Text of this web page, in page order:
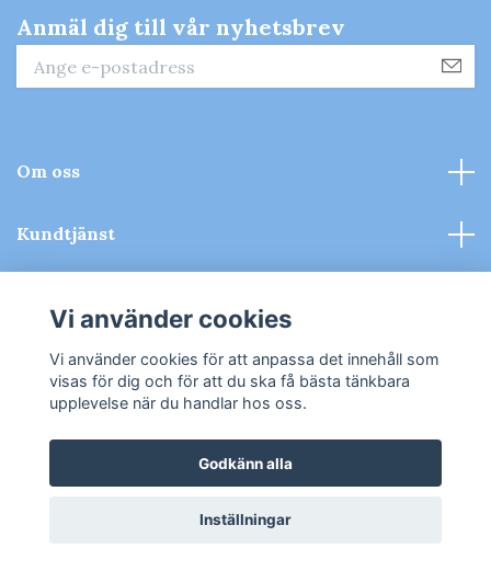
Anmäl dig till vår nyhetsbrev
Om oss
Kundtjänst
Sociala medier
© 2026 Tomiti - Leksaker
Vi använder cookies
Vi använder cookies för att anpassa det innehåll som
visas för dig och för att du ska få bästa tänkbara
upplevelse när du handlar hos oss.
Godkänn alla
Inställningar